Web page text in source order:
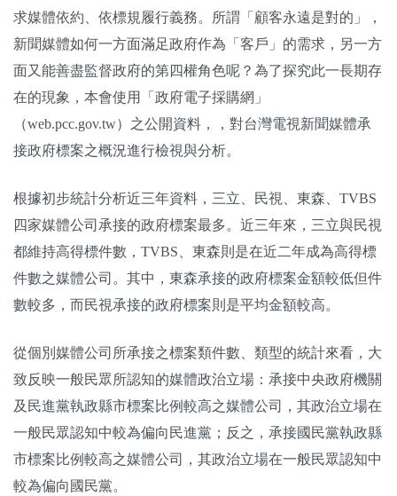
求媒體依約、依標規履行義務。所謂「顧客永遠是對的」，
新聞媒體如何一方面滿足政府作為「客戶」的需求，另一方
面又能善盡監督政府的第四權角色呢？為了探究此一長期存
在的現象，本會使用「政府電子採購網」
（web.pcc.gov.tw）之公開資料，，對台灣電視新聞媒體承
接政府標案之概況進行檢視與分析。
根據初步統計分析近三年資料，三立、民視、東森、TVBS
四家媒體公司承接的政府標案最多。近三年來，三立與民視
都維持高得標件數，TVBS、東森則是在近二年成為高得標
件數之媒體公司。其中，東森承接的政府標案金額較低但件
數較多，而民視承接的政府標案則是平均金額較高。
從個別媒體公司所承接之標案類件數、類型的統計來看，大
致反映一般民眾所認知的媒體政治立場：承接中央政府機關
及民進黨執政縣市標案比例較高之媒體公司，其政治立場在
一般民眾認知中較為偏向民進黨；反之，承接國民黨執政縣
市標案比例較高之媒體公司，其政治立場在一般民眾認知中
較為偏向國民黨。